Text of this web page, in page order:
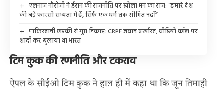
एलनाज नौरोजी ने ईरान की राजनीति पर खोला मन का राज: “हमारे देश
की जड़ें फारसी सभ्यता में हैं, सिर्फ एक धर्म तक सीमित नहीं”
पाकिस्तानी लड़की से गुप्त निकाह: CRPF जवान बर्खास्त, वीडियो कॉल पर
शादी कर बुलाया था भारत
टिम कुक की रणनीति और टकराव
ऐपल के सीईओ टिम कुक ने हाल ही में कहा था कि जून तिमाही